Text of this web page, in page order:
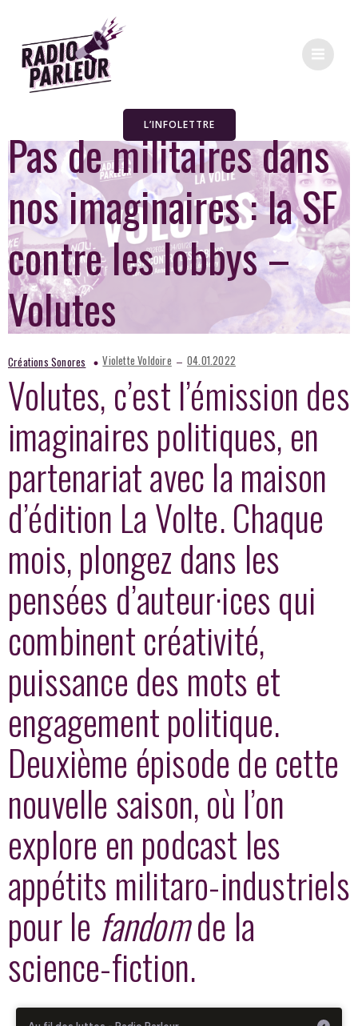
L’INFOLETTRE
Pas de militaires dans
nos imaginaires : la SF
contre les lobbys –
Volutes
Créations Sonores Violette Voldoire – 04.01.2022
Volutes, c’est l’émission des
imaginaires politiques, en
partenariat avec la maison
d’édition La Volte. Chaque
mois, plongez dans les
pensées d’auteur·ices qui
combinent créativité,
puissance des mots et
engagement politique.
Deuxième épisode de cette
nouvelle saison, où l’on
explore en podcast les
appétits militaro-industriels
pour le fandomde la
science-fiction.